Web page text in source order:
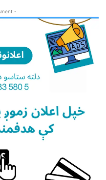
- Advertisment -